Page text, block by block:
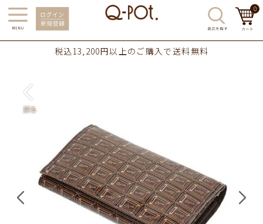
0
税込13,200円以上のご購入で送料無料